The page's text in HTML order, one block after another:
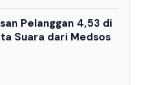
Pelanggan 4,53 di
Suara dari Medsos